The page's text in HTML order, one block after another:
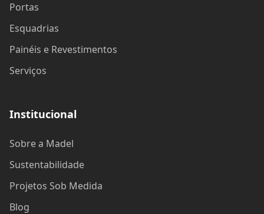
Portas
Esquadrias
Painéis e Revestimentos
Serviços
Institucional
Sobre a Madel
Sustentabilidade
Projetos Sob Medida
Blog